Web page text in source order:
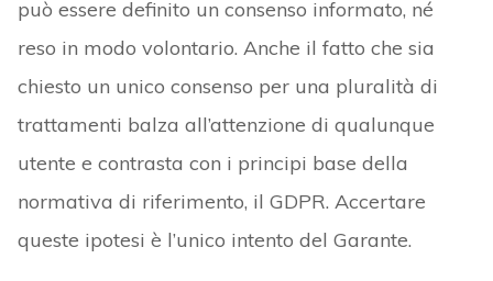
può essere definito un consenso informato, né
reso in modo volontario. Anche il fatto che sia
chiesto un unico consenso per una pluralità di
trattamenti balza all’attenzione di qualunque
utente e contrasta con i principi base della
normativa di riferimento, il GDPR. Accertare
queste ipotesi è l’unico intento del Garante.